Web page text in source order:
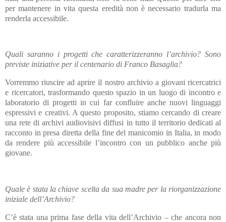
per mantenere in vita questa eredità non è necessario tradurla ma
renderla accessibile.
Quali saranno i progetti che caratterizzeranno l’archivio? Sono
previste iniziative per il centenario di Franco Basaglia?
Vorremmo riuscire ad aprire il nostro archivio a giovani ricercatrici
e ricercatori, trasformando questo spazio in un luogo di incontro e
laboratorio di progetti in cui far confluire anche nuovi linguaggi
espressivi e creativi. A questo proposito, stiamo cercando di creare
una rete di archivi audiovisivi diffusi in tutto il territorio dedicati al
racconto in presa diretta della fine del manicomio in Italia, in modo
da rendere più accessibile l’incontro con un pubblico anche più
giovane.
Quale è stata la chiave scelta da sua madre per la riorganizzazione
iniziale dell’Archivio?
C’è stata una prima fase della vita dell’Archivio – che ancora non